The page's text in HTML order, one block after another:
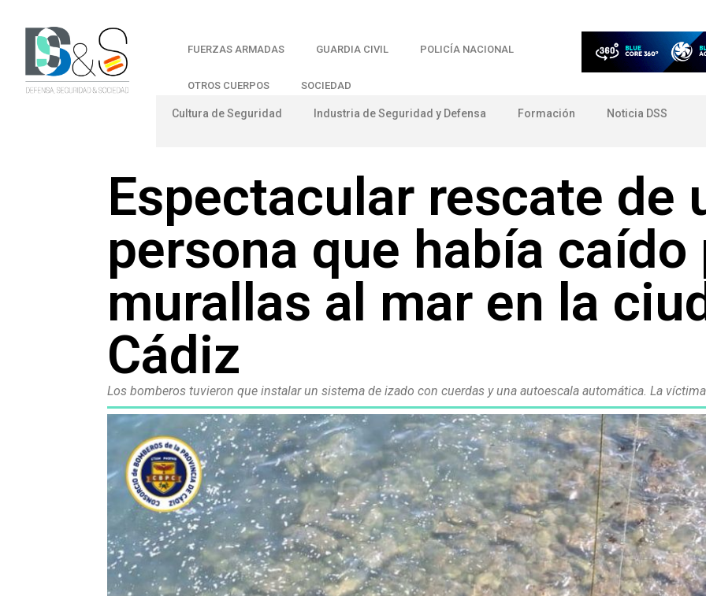
FUERZAS ARMADAS GUARDIA CIVIL POLICÍA NACIONAL
OTROS CUERPOS SOCIEDAD
Cultura de Seguridad Industria de Seguridad y Defensa Formación Noticia DSS
Espectacular rescate de
persona que había caído
murallas al mar en la
Cádiz
Los bomberos tuvieron que instalar un sistema de izado con cuerdas y una autoescala automática. La